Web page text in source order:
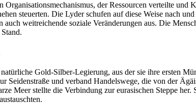
der Ressourcen verteilte
steuerten. Die Lyder schufen auf diese Weise nach
weitreichende soziale Veränderungen aus. Die
Gold-Silber-Legierung, aus der sie ihre ersten
Seidenstraße und verband Handelswege, die von der
Meer stellte die Verbindung zur eurasischen Steppe